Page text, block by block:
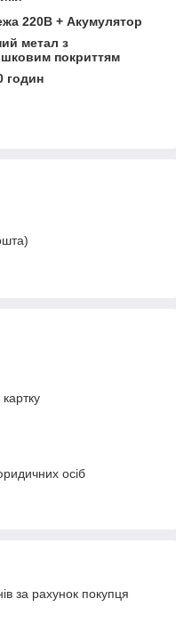
220В + Акумулятор
метал з
покриттям
годин
осіб
за рахунок покупця